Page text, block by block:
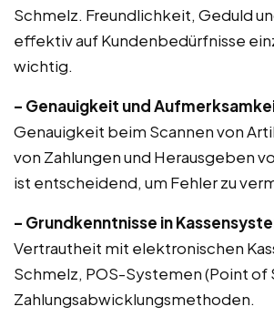
Schmelz. Freundlichkeit, Geduld
effektiv auf Kundenbedürfnisse
wichtig.
– Genauigkeit und
Genauigkeit beim Scannen von
von Zahlungen und Herausgeben
ist entscheidend, um Fehler zu
– Grundkenntnisse in
Vertrautheit mit elektronischen
Schmelz, POS-Systemen (Point of
Zahlungsabwicklungsmethoden.